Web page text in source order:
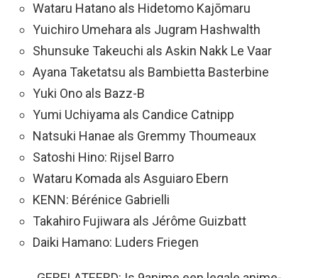
Wataru Hatano als Hidetomo Kajōmaru
Yuichiro Umehara als Jugram Hashwalth
Shunsuke Takeuchi als Askin Nakk Le Vaar
Ayana Taketatsu als Bambietta Basterbine
Yuki Ono als Bazz-B
Yumi Uchiyama als Candice Catnipp
Natsuki Hanae als Gremmy Thoumeaux
Satoshi Hino: Rijsel Barro
Wataru Komada als Asguiaro Ebern
KENN: Bérénice Gabrielli
Takahiro Fujiwara als Jérôme Guizbatt
Daiki Hamano: Luders Friegen